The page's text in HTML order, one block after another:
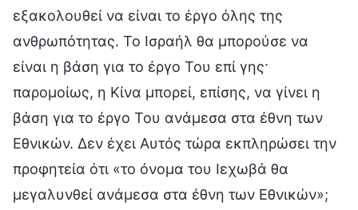
εξακολουθεί να είναι το έργο όλης της
ανθρωπότητας. Το Ισραήλ θα μπορούσε να
είναι η βάση για το έργο Του επί γης·
παρομοίως, η Κίνα μπορεί, επίσης, να γίνει η
βάση για το έργο Του ανάμεσα στα έθνη των
Εθνικών. Δεν έχει Αυτός τώρα εκπληρώσει την
προφητεία ότι «το όνομα του Ιεχωβά θα
μεγαλυνθεί ανάμεσα στα έθνη των Εθνικών»;